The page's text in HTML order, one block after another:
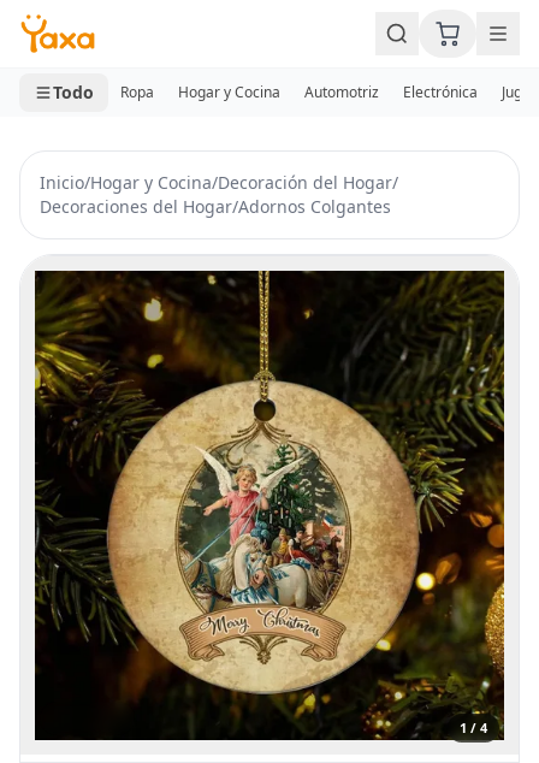
MINI CARRITO
0 productos
Todo Ropa Hogar y Cocina Automotriz Electrónica
Inicio/Hogar y Cocina/Decoración del Hogar/
Decoraciones del Hogar/Adornos Colgantes
1 / 4